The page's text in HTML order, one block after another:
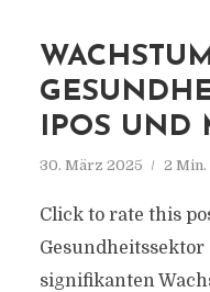
IPOS UND
30. März 2025 2 Min.
Click to rate this
signifikanten